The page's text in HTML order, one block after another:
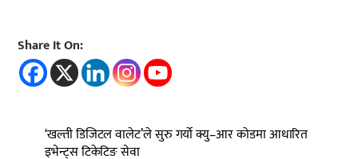
Share It On:
‘खल्ती डिजिटल वालेट’ले सुरु गर्यो क्यु–आर कोडमा आधारित
इभेन्ट्स टिकेटिङ सेवा